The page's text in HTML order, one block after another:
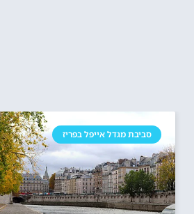
סביבת מגדל אייפל בפריז